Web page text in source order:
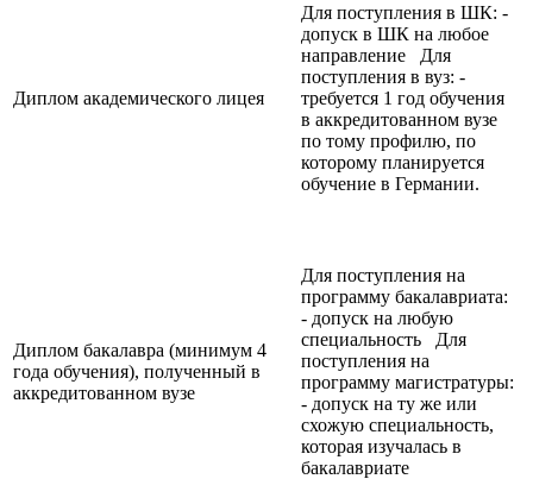
Диплом академического лицея
Для поступления в ШК: -
допуск в ШК на любое
направление Для
поступления в вуз: -
требуется 1 год обучения
в аккредитованном вузе
по тому профилю, по
которому планируется
обучение в Германии.
Диплом бакалавра (минимум 4
года обучения), полученный в
аккредитованном вузе
Для поступления на
программу бакалавриата:
- допуск на любую
специальность Для
поступления на
программу магистратуры:
- допуск на ту же или
схожую специальность,
которая изучалась в
бакалавриате